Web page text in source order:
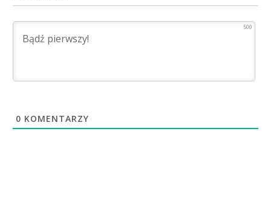
500
0 KOMENTARZY